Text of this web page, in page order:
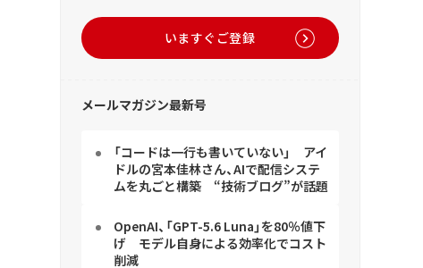
いますぐご登録
メールマガジン最新号
「コードは一行も書いていない」 アイ
ドルの宮本佳林さん、AIで配信システ
ムを丸ごと構築 “技術ブログ”が話題
OpenAI、「GPT-5.6 Luna」を80％値下
げ モデル自身による効率化でコスト
削減